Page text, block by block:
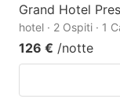
Grand Hotel
hotel · 2 Ospiti · 1
126 € /notte